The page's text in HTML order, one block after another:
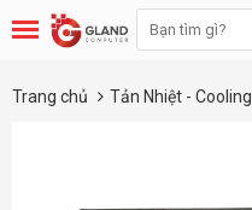
Trang chủ Tản Nhiệt - Cooling